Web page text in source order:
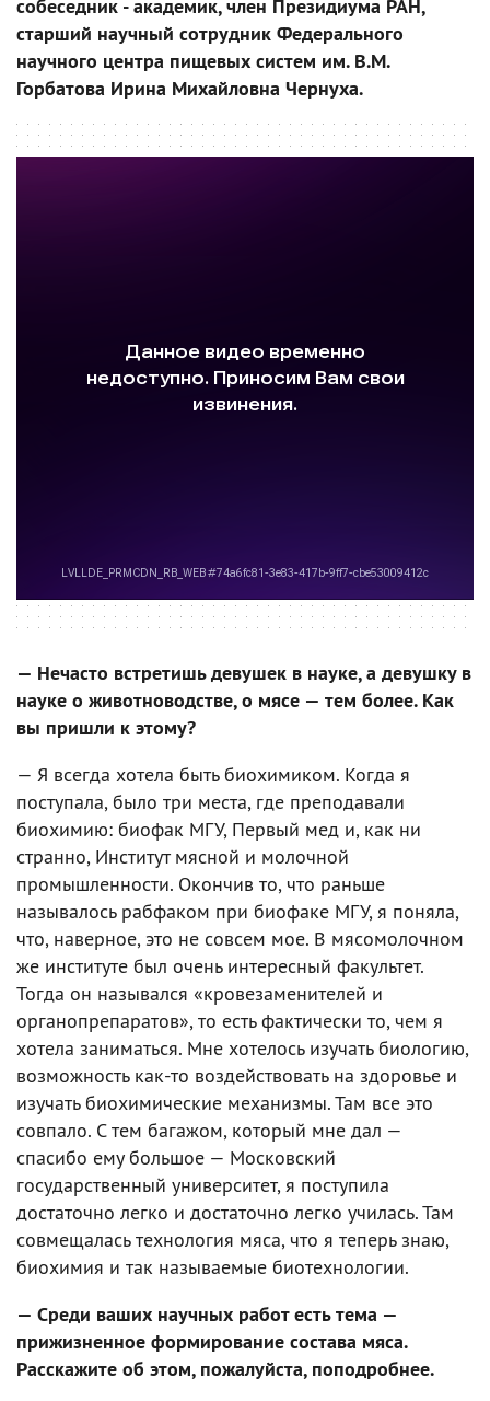
собеседник - академик, член Президиума РАН,
старший научный сотрудник Федерального
научного центра пищевых систем им. В.М.
Горбатова Ирина Михайловна Чернуха.
— Нечасто встретишь девушек в науке, а девушку в
науке о животноводстве, о мясе — тем более. Как
вы пришли к этому?
— Я всегда хотела быть биохимиком. Когда я
поступала, было три места, где преподавали
биохимию: биофак МГУ, Первый мед и, как ни
странно, Институт мясной и молочной
промышленности. Окончив то, что раньше
называлось рабфаком при биофаке МГУ, я поняла,
что, наверное, это не совсем мое. В мясомолочном
же институте был очень интересный факультет.
Тогда он назывался «кровезаменителей и
органопрепаратов», то есть фактически то, чем я
хотела заниматься. Мне хотелось изучать биологию,
возможность как-то воздействовать на здоровье и
изучать биохимические механизмы. Там все это
совпало. С тем багажом, который мне дал —
спасибо ему большое — Московский
государственный университет, я поступила
достаточно легко и достаточно легко училась. Там
совмещалась технология мяса, что я теперь знаю,
биохимия и так называемые биотехнологии.
— Среди ваших научных работ есть тема —
прижизненное формирование состава мяса.
Расскажите об этом, пожалуйста, поподробнее.